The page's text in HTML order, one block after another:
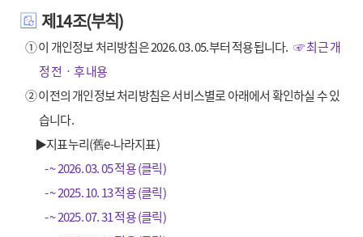
제14조(부칙)
① 이 개인정보 처리방침은 2026. 03. 05.부터 적용됩니다.☞ 최근 개
정 전‧후 내용
② 이전의 개인정보 처리방침은 서비스별로 아래에서 확인하실 수 있
습니다.
▶지표누리(舊e-나라지표)
- ~ 2026. 03. 05 적용 (클릭)
- ~ 2025. 10. 13 적용 (클릭)
- ~ 2025. 07. 31 적용 (클릭)